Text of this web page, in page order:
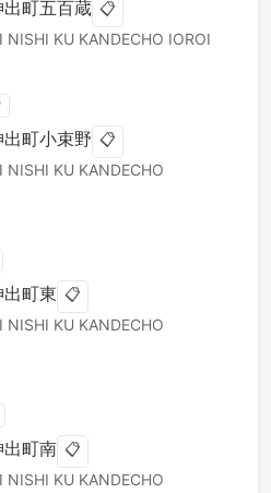
出町五百蔵 📋
NISHI KU KANDECHO IOROI
出町小束野 📋
NISHI KU KANDECHO
出町東 📋
NISHI KU KANDECHO
出町南 📋
NISHI KU KANDECHO